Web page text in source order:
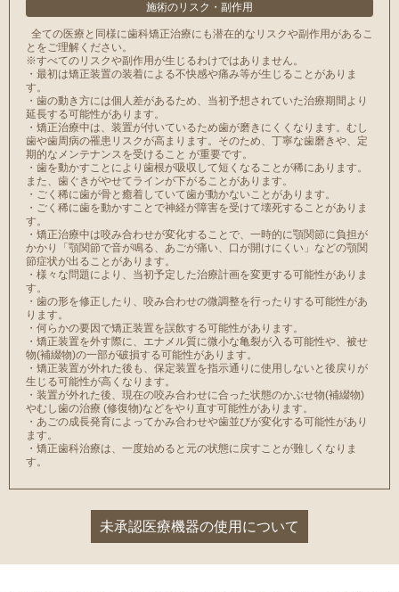
施術のリスク ・ 副作用
全ての医療と同様に⻭科矯正治療にも潜在的なリスクや副作用があるこ
とをご理解ください。
※すべてのリスクや副作用が生じるわけではありません。
・最初は矯正装置の装着による不快感や痛み等が生じることがありま
す。
・⻭の動き方には個人差があるため、当初予想されていた治療期間より
延⻑する可能性があります。
・矯正治療中は、装置が付いているため⻭が磨きにくくなります。むし
⻭や⻭周病の罹患リスクが高まります。そのため、丁寧な⻭磨きや、定
期的なメンテナンスを受けること が重要です。
・⻭を動かすことにより⻭根が吸収して短くなることが稀にあります。
また、⻭ぐきがやせてラインが下がることがあります。
・ごく稀に⻭が骨と癒着していて⻭が動かないことがあります。
・ごく稀に⻭を動かすことで神経が障害を受けて壊死することがありま
す。
・矯正治療中は咬み合わせが変化することで、一時的に顎関節に負担が
かかり「顎関節で音が鳴る、あごが痛い、口が開けにくい」などの顎関
節症状が出ることがあります。
・様々な問題により、当初予定した治療計画を変更する可能性がありま
す。
・⻭の形を修正したり、咬み合わせの微調整を行ったりする可能性があ
ります。
・何らかの要因で矯正装置を誤飲する可能性があります。
・矯正装置を外す際に、エナメル質に微小な⻲裂が入る可能性や、被せ
物(補綴物)の一部が破損する可能性があります。
・矯正装置が外れた後も、保定装置を指示通りに使用しないと後戻りが
生じる可能性が高くなります。
・装置が外れた後、現在の咬み合わせに合った状態のかぶせ物(補綴物)
やむし⻭の治療 (修復物)などをやり直す可能性があります。
・あごの成⻑発育によってかみ合わせや⻭並びが変化する可能性があり
ます。
・矯正⻭科治療は、一度始めると元の状態に戻すことが難しくなりま
す。
未承認医療機器の使用について